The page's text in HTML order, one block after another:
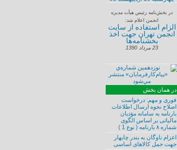
در بخش‌نامه‌‌ رئيس هيأت مديره
انجمن اعلام شد:
الزام استفاده از سايت
انجمن تهران جهت اخذ
بخشنامه‌ها
23 مرداد 1390
در همان بخش
فوری و مهم:‌ درخواست
اصلاح نحوه ارسال اطلاعات
بارنامه به سامانه مؤدیان
مالیاتی بر اساس الگوی
شماره ۸ بارنامه ( نوع 1 )
اعزام ناوگان به بندر چابهار
جهت حمل کالاهای اساسی